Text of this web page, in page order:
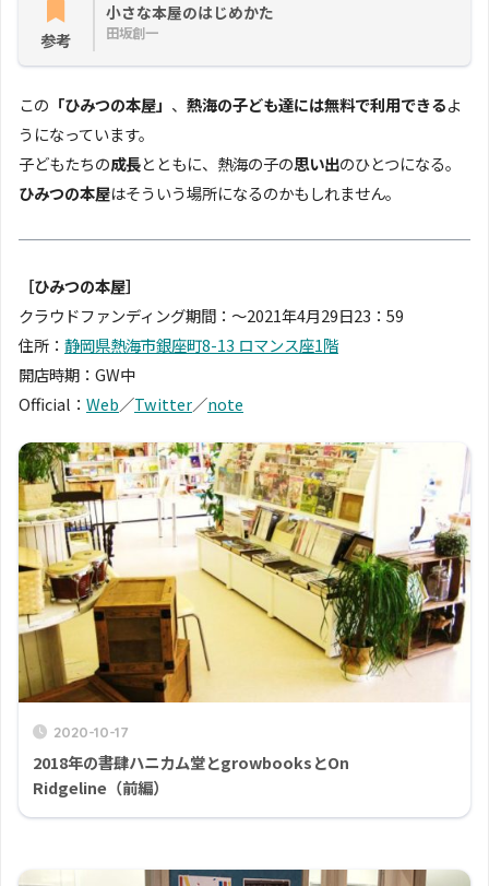
参考
小さな本屋のはじめかた
田坂創一
この 「ひみつの本屋」 、 熱海の子ども達には無料で利用できるよ
うになっています。
子どもたちの成長とともに、熱海の子の思い出のひとつになる。
ひみつの本屋はそういう場所になるのかもしれません。
［ひみつの本屋］
クラウドファンディング期間：〜2021年4月29日23：59
住所： 静岡県熱海市銀座町8-13 ロマンス座1階
開店時期：GW中
Official： Web／Twitter／note
2020-10-17
2018年の書肆ハニカム堂とgrowbooksとOn
Ridgeline（前編）